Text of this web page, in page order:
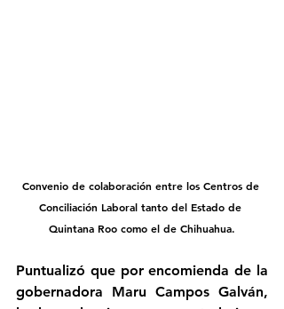
Convenio de colaboración entre los Centros de
Conciliación Laboral tanto del Estado de
Quintana Roo como el de Chihuahua.
Puntualizó que por encomienda de la
gobernadora Maru Campos Galván,